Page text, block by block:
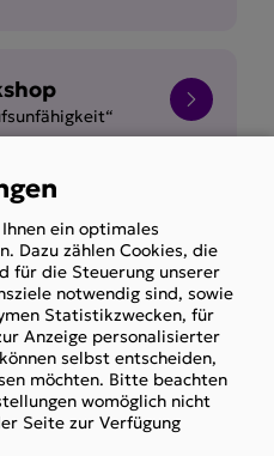
und
und
ein optimales
Dazu zählen Cookies, die
für die Steuerung unserer
notwendig sind, sowie
Statistikzwecken, für
Anzeige personalisierter
selbst entscheiden,
möchten. Bitte beachten
womöglich nicht
Seite zur Verfügung